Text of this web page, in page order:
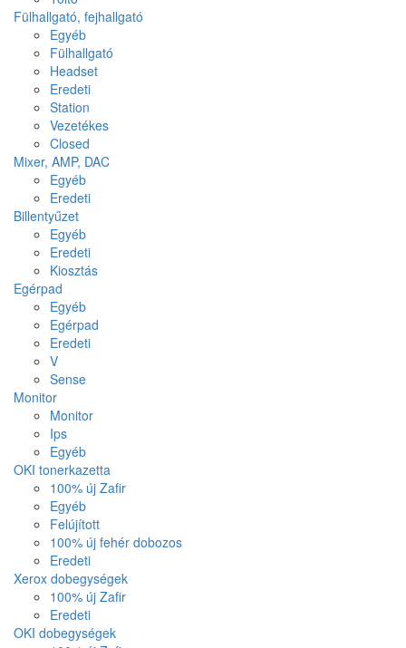
Fülhallgató, fejhallgató
Egyéb
Fülhallgató
Headset
Eredeti
Station
Vezetékes
Closed
Mixer, AMP, DAC
Egyéb
Eredeti
Billentyűzet
Egyéb
Eredeti
Kiosztás
Egérpad
Egyéb
Egérpad
Eredeti
V
Sense
Monitor
Monitor
Ips
Egyéb
OKI tonerkazetta
100% új Zafir
Egyéb
Felújított
100% új fehér dobozos
Eredeti
Xerox dobegységek
100% új Zafir
Eredeti
OKI dobegységek